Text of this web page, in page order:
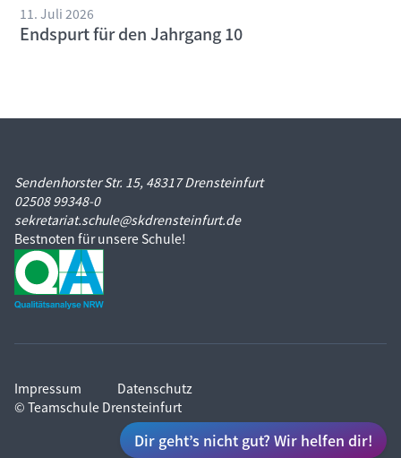
Dir geht’s nicht gut? Wir helfen dir!
11. Juli 2026
Endspurt für den Jahrgang 10
Sendenhorster Str. 15, 48317 Drensteinfurt
02508 99348-0
sekretariat.schule@skdrensteinfurt.de
Bestnoten für unsere Schule!
Impressum
Datenschutz
© Teamschule Drensteinfurt